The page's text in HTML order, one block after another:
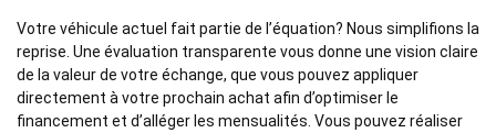
Votre véhicule actuel fait partie de l’équation? Nous simplifions la
reprise. Une évaluation transparente vous donne une vision claire
de la valeur de votre échange, que vous pouvez appliquer
directement à votre prochain achat afin d’optimiser le
financement et d’alléger les mensualités. Vous pouvez réaliser